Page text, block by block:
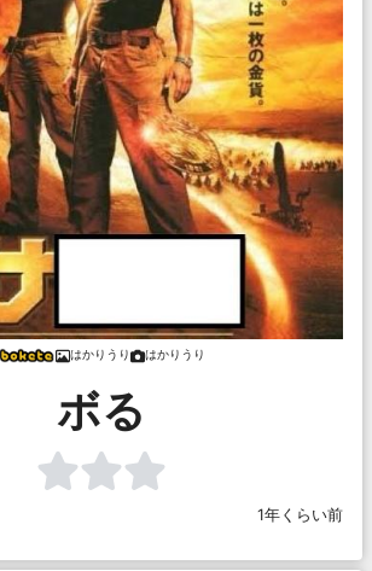
はかりうり はかりうり
ボる
1年くらい前